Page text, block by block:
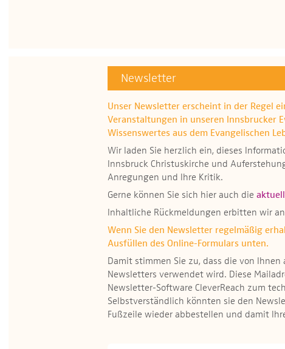
Newsletter
Unser Newsletter erscheint in der Regel
Veranstaltungen in unseren Innsbrucker
Wissenswertes aus dem Evangelischen
Wir laden Sie herzlich ein, dieses
Innsbruck Christuskirche und
Anregungen und Ihre Kritik.
Gerne können Sie sich hier auch die
Inhaltliche Rückmeldungen erbitten wir an
Wenn Sie den Newsletter regelmäßig
Ausfüllen des Online-Formulars unten.
Damit stimmen Sie zu, dass die von
Newsletters verwendet wird. Diese
Newsletter-Software CleverReach zum
Selbstverständlich könnten sie den
Fußzeile wieder abbestellen und damit